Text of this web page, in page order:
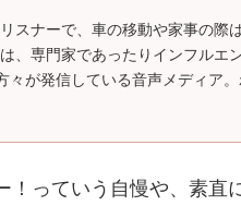
スナーで、車の移動や家事の際
、専門家であったりインフルエ
々が発信している音声メディア。
っていう自慢や、素直